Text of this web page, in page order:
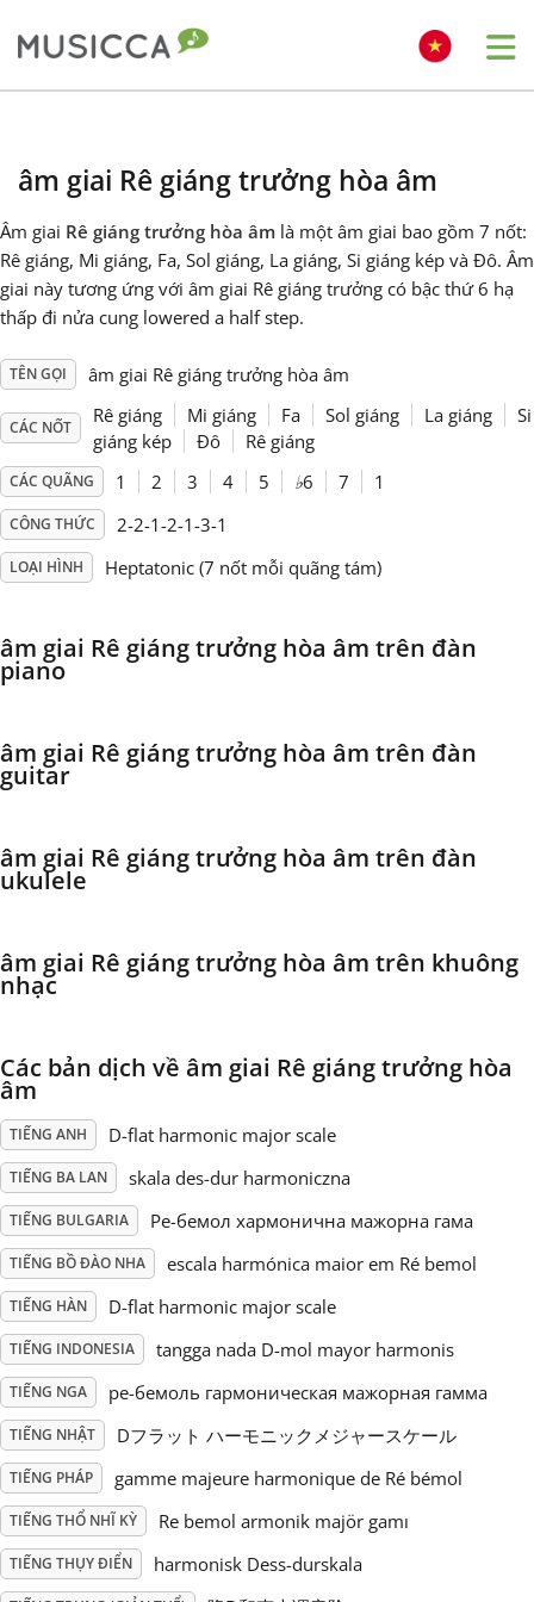
Български
Dansk
English
Français
한국어
Polski
Svenska
Tiếng Việt
Türkçe
Українська
简体中文
繁體中文
âm giai Rê giáng trưởng hòa âm
Âm giai Rê giáng trưởng hòa âm là một âm giai bao gồm 7 nốt:
Rê giáng, Mi giáng, Fa, Sol giáng, La giáng, Si giáng kép và Đô. Âm
giai này tương ứng với âm giai Rê giáng trưởng có bậc thứ 6 hạ
thấp đi nửa cung lowered a half step.
TÊN GỌI âm giai Rê giáng trưởng hòa âm
CÁC NỐT
Rê giáng Mi giáng Fa Sol giáng La giáng
Si
giáng kép
Đô Rê giáng
CÁC QUÃNG 1 2 3 4 5 ♭6 7 1
CÔNG THỨC 2-2-1-2-1-3-1
LOẠI HÌNH Heptatonic (7 nốt mỗi quãng tám)
âm giai Rê giáng trưởng hòa âm trên đàn
piano
âm giai Rê giáng trưởng hòa âm trên đàn
guitar
âm giai Rê giáng trưởng hòa âm trên đàn
ukulele
âm giai Rê giáng trưởng hòa âm trên khuông
nhạc
Các bản dịch về âm giai Rê giáng trưởng hòa
âm
TIẾNG ANH D-flat harmonic major scale
TIẾNG BA LAN skala des-dur harmoniczna
TIẾNG BULGARIA Ре-бемол хармонична мажорна гама
TIẾNG BỒ ĐÀO NHA escala harmónica maior em Ré bemol
TIẾNG HÀN D-flat harmonic major scale
TIẾNG INDONESIA tangga nada D-mol mayor harmonis
TIẾNG NGA ре-бемоль гармоническая мажорная гамма
TIẾNG NHẬT Dフラット ハーモニックメジャースケール
TIẾNG PHÁP gamme majeure harmonique de Ré bémol
TIẾNG THỔ NHĨ KỲ Re bemol armonik majör gamı
TIẾNG THỤY ĐIỂN harmonisk Dess-durskala